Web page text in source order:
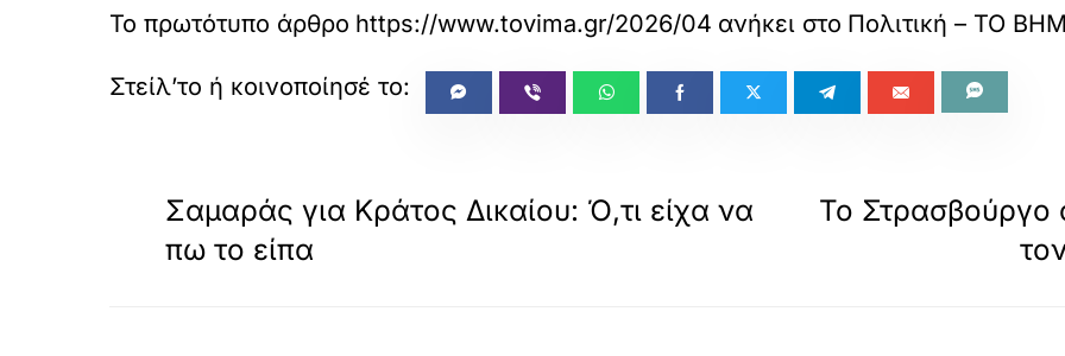
Το πρωτότυπο άρθρο https://www.tovima.gr/2026/04/16/politics/i-epikoinonia-
ανήκει στο Πολιτική – ΤΟ
Σαμαράς για Κράτος Δικαίου: Ό,τι είχα να
πω το είπα
Το Στρασβούργο